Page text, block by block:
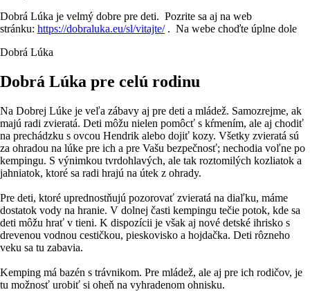
Dobrá Lúka je velmý dobre pre deti. Pozrite sa aj na web
stránku: https://dobraluka.eu/sl/vitajte/. Na webe choďte úplne dole
Dobrá Lúka
Dobrá Lúka pre celú rodinu
Na Dobrej Lúke je veľa zábavy aj pre deti a mládež. Samozrejme, ak
majú radi zvieratá. Deti môžu nielen pomôcť s kŕmením, ale aj chodiť
na prechádzku s ovcou Hendrik alebo dojiť kozy. Všetky zvieratá sú
za ohradou na lúke pre ich a pre Vašu bezpečnosť; nechodia voľne po
kempingu. S výnimkou tvrdohlavých, ale tak roztomilých kozliatok a
jahniatok, ktoré sa radi hrajú na útek z ohrady.
Pre deti, ktoré uprednostňujú pozorovať zvieratá na diaľku, máme
dostatok vody na hranie. V dolnej časti kempingu tečie potok, kde sa
deti môžu hrať v tieni. K dispozícii je však aj nové detské ihrisko s
drevenou vodnou cestičkou, pieskovisko a hojdačka. Deti rôzneho
veku sa tu zabavia.
Kemping má bazén s trávnikom. Pre mládež, ale aj pre ich rodičov, je
tu možnosť urobiť si oheň na vyhradenom ohnisku.